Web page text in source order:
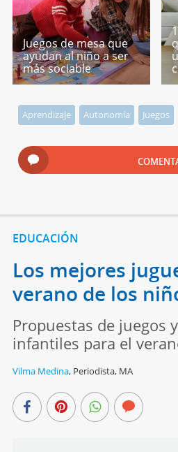
Juegos de mesa que
ayudan al niño a ser
más sociable
Aprendizaje Autonomía Juegos
EDUCACIÓN
Los mejores
verano de los
Propuestas de juegos
infantiles para el
Vilma Medina, Periodista, MA